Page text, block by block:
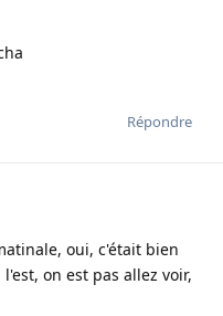
Répondre
oui, c'était bien
on est pas allez voir,